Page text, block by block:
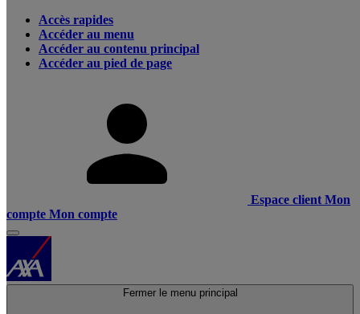
Accès rapides
Accéder au menu
Accéder au contenu principal
Accéder au pied de page
Espace client Mon
compte Mon compte
Fermer le menu principal